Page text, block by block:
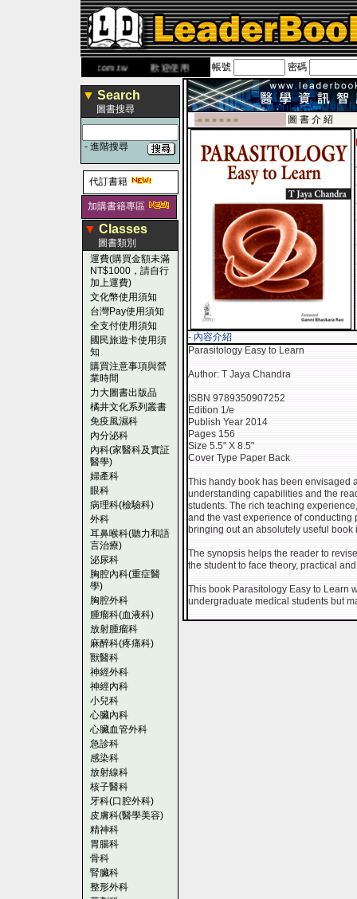
www.leaderbook.com.tw歡迎使用 國民旅遊卡！！
帳號 密碼
▼ Search
圖書搜尋
- 進階搜尋
代訂書籍
加購書籍專區
▼ Classes
圖書類別
運費(購買金額未滿
NT$1000，請自行
加上運費)
文化幣使用須知
台灣Pay使用須知
全支付使用須知
國民旅遊卡使用須
知
購買注意事項與營
業時間
力大圖書出版品
橘井文化系列叢書
免疫風濕科
內分泌科
內科(家醫科及實証
醫學)
婦產科
眼科
病理科(檢驗科)
外科
耳鼻喉科(聽力和語
言治療)
泌尿科
胸腔內科(重症醫
學)
胸腔外科
腫瘤科(血液科)
放射腫瘤科
麻醉科(疼痛科)
獸醫科
神經外科
神經內科
小兒科
心臟內科
心臟血管外科
急診科
感染科
放射線科
核子醫科
牙科(口腔外科)
皮膚科(醫學美容)
精神科
胃腸科
骨科
腎臟科
整形外科
-■ ■ ■ ■ ■ ■ 圖 書 介 紹
- 內容介紹
Parasitology Easy to Learn
Author: T Jaya Chandra
ISBN 9789350907252
Edition 1/e
Publish Year 2014
Pages 156
Size 5.5" X 8.5"
Cover Type Paper Back
This handy book has been envisaged
understanding capabilities and the
students. The rich teaching
and the vast experience of
bringing out an absolutely useful
The synopsis helps the reader to
the student to face theory, practical
This book Parasitology Easy to Learn
undergraduate medical students but